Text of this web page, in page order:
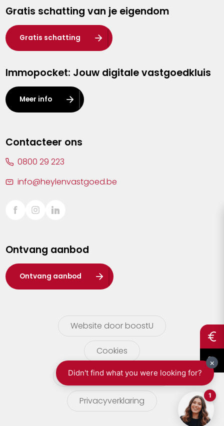
Hasselt
Heist-op-den-Berg
Herentals
Kalmthout
Leuven
Lier
Sint-Truiden
Waasland
Wuustwezel
Zoersel
Gratis schatting van je eigendom
Gratis schatting
Immopocket: Jouw digitale vastgoedkluis
Meer info
Contacteer ons
0800 29 223
info@heylenvastgoed.be
Ontvang aanbod
Ontvang aanbod
Website door boostU
Cookies
gebruikersvoorwaarden
Privacyverklaring